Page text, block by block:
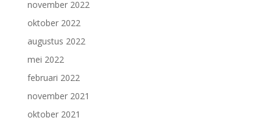
november 2022
oktober 2022
augustus 2022
mei 2022
februari 2022
november 2021
oktober 2021